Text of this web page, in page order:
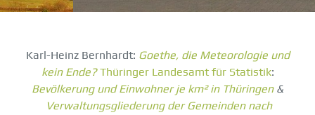
Karl-Heinz Bernhardt: Goethe, die Meteorologie und
kein Ende? Thüringer Landesamt für Statistik:
Bevölkerung und Einwohner je km² in Thüringen&
Verwaltungsgliederung der Gemeinden nach